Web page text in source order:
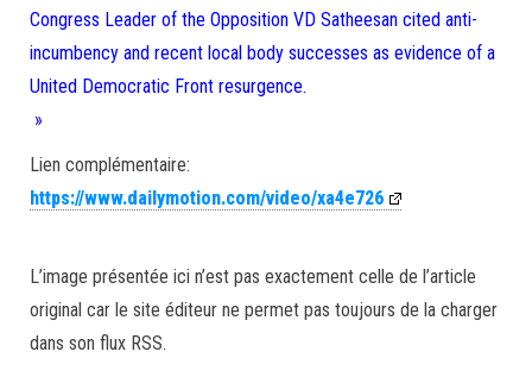
Congress Leader of the Opposition VD Satheesan cited anti-
incumbency and recent local body successes as evidence of a
United Democratic Front resurgence.
»
Lien complémentaire:
https://www.dailymotion.com/video/xa4e726
L’image présentée ici n’est pas exactement celle de l’article
original car le site éditeur ne permet pas toujours de la charger
dans son flux RSS.